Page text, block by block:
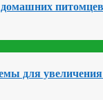
питомцев
для